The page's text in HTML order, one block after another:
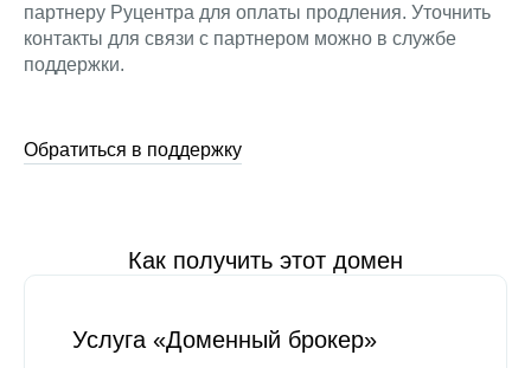
партнеру Руцентра для оплаты продления. Уточнить
контакты для связи с партнером можно в службе
поддержки.
Обратиться в поддержку
Как получить этот домен
Услуга «Доменный брокер»